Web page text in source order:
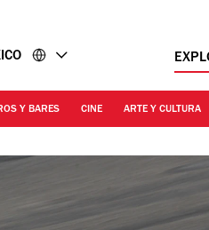
Y BARES CINE ARTE Y CULTURA